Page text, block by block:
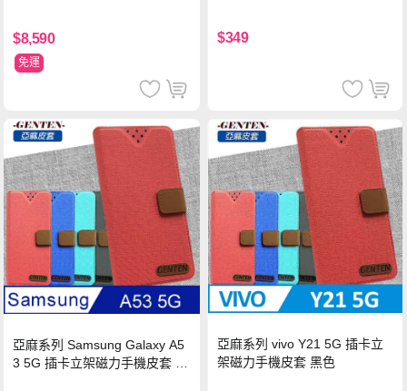
$8,590
免運
$349
亞麻系列 Samsung Galaxy A5
3 5G 插卡立架磁力手機皮套 藍
亞麻系列 vivo Y21 5G 插卡立
架磁力手機皮套 黑色